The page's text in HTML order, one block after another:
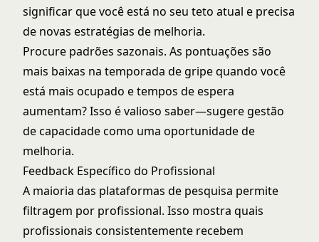
significar que você está no seu teto atual e precisa
de novas estratégias de melhoria.
Procure padrões sazonais. As pontuações são
mais baixas na temporada de gripe quando você
está mais ocupado e tempos de espera
aumentam? Isso é valioso saber—sugere gestão
de capacidade como uma oportunidade de
melhoria.
Feedback Específico do Profissional
A maioria das plataformas de pesquisa permite
filtragem por profissional. Isso mostra quais
profissionais consistentemente recebem